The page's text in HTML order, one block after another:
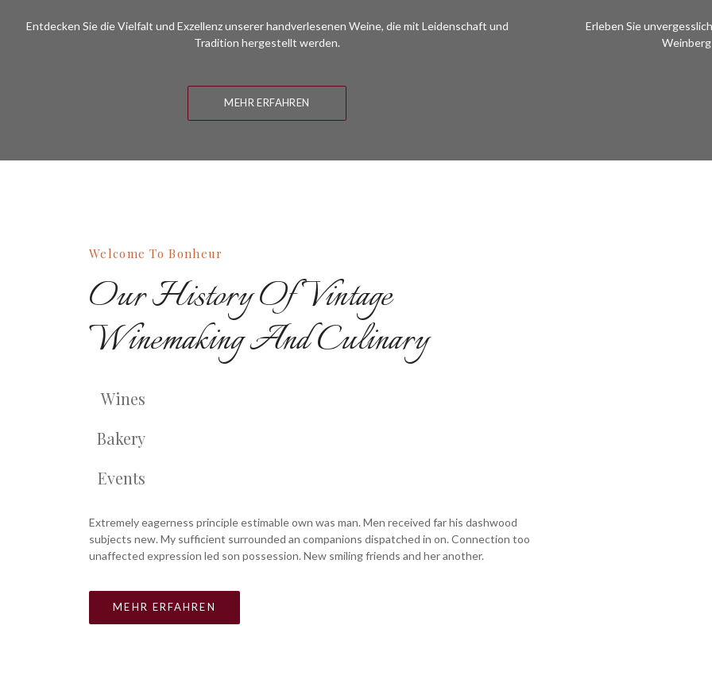
Entdecken Sie die Vielfalt und Exzellenz unserer handverlesenen Weine, die mit Leidenschaft und
Tradition hergestellt werden.
MEHR ERFAHREN
Erleben Sie
Welcome To Bonheur
Our History Of Vintage
Winemaking And Culinary
Wines
Bakery
Events
Extremely eagerness principle estimable own was man. Men received far his dashwood
subjects new. My sufficient surrounded an companions dispatched in on. Connection too
unaffected expression led son possession. New smiling friends and her another.
MEHR ERFAHREN